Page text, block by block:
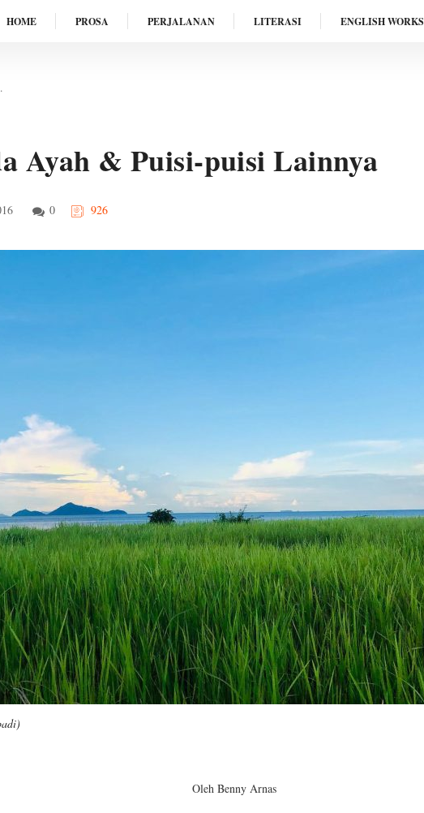
HOME PROSA PERJALANAN LITERASI ENGLISH WORKS
Ayah & Puisi-puisi Lainnya
0 926
Oleh Benny Arnas